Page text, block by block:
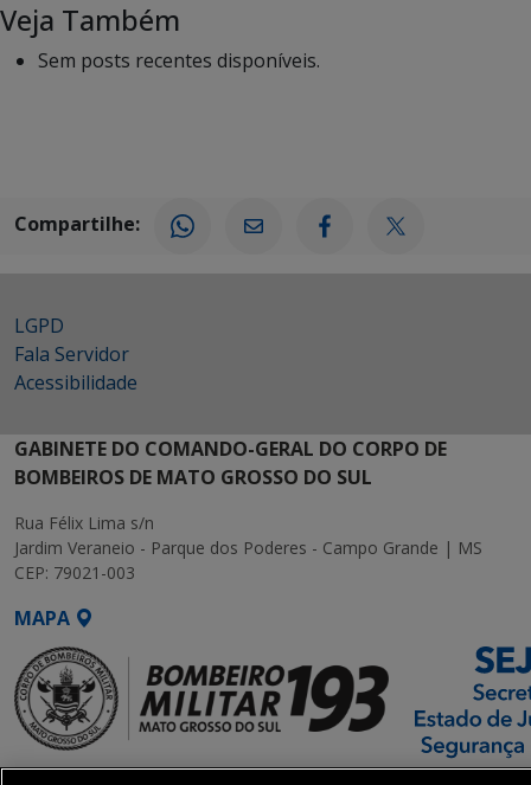
Veja Também
Sem posts recentes disponíveis.
Compartilhe:
LGPD
Fala Servidor
Acessibilidade
GABINETE DO COMANDO-GERAL DO CORPO DE
BOMBEIROS DE MATO GROSSO DO SUL
Rua Félix Lima s/n
Jardim Veraneio - Parque dos Poderes - Campo Grande | MS
CEP: 79021-003
MAPA